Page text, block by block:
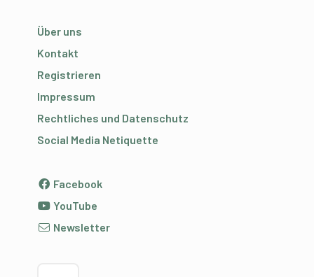
Über uns
Kontakt
Registrieren
Impressum
Rechtliches und Datenschutz
Social Media Netiquette
Facebook
YouTube
Newsletter